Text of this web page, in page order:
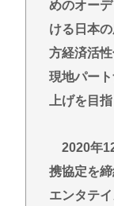
【悲報】積
た…」ワイ
【衝撃】元
るのにディ
には矛盾点」
法人 研究開
左ハンドル
投資とか
めのオー
ける日本
方経済活
現地パー
上げを目
2020年
携協定を
エンタテ